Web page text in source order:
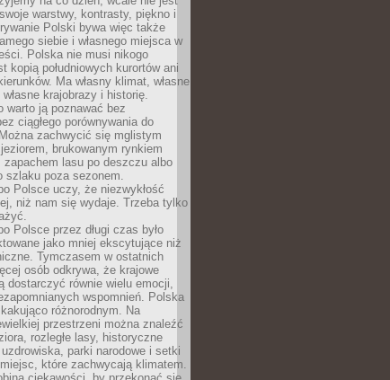
warstwy, kontrasty, piękno i
Polski bywa więc także
siebie i własnego miejsca w
Polska nie musi nikogo
kopią południowych kurortów ani
Ma własny klimat, własne
krajobrazy i historię.
warto ją poznawać bez
ciągłego porównywania do
zachwycić się mglistym
brukowanym rynkiem
zapachem lasu po deszczu albo
szlaku poza sezonem.
Polsce uczy, że niezwykłość
niż nam się wydaje. Trzeba tylko
Polsce przez długi czas było
jako mniej ekscytujące niż
Tymczasem w ostatnich
osób odkrywa, że krajowe
dostarczyć równie wielu emocji,
wspomnień. Polska
różnorodnym. Na
przestrzeni można znaleźć
rozległe lasy, historyczne
parki narodowe i setki
które zachwycają klimatem.